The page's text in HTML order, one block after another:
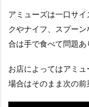
アミューズは一口サ
クやナイフ、スプー
合は手で食べて問題あ
お店によってはアミ
場合はそのまま次の前